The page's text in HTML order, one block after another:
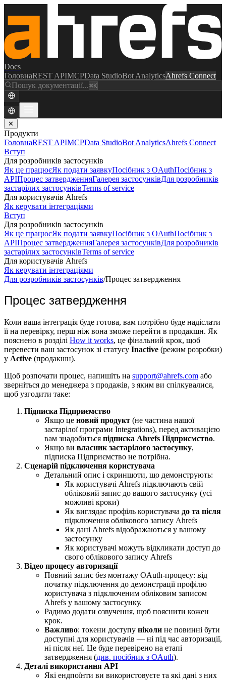
Docs
ГоловнаREST APIMCPData StudioBot AnalyticsAhrefs Connect
Пошук документації...⌘K
✕
Продукти
ГоловнаREST APIMCPData StudioBot AnalyticsAhrefs Connect
Вступ
Для розробників застосунків
Як це працюєЯк подати заявкуПосібник з OAuthПосібник з
APIПроцес затвердженняГалерея застосунківДля розробників
застарілих застосунківTerms of service
Для користувачів Ahrefs
Як керувати інтеграціями
Вступ
Для розробників застосунків
Як це працюєЯк подати заявкуПосібник з OAuthПосібник з
APIПроцес затвердженняГалерея застосунківДля розробників
застарілих застосунківTerms of service
Для користувачів Ahrefs
Як керувати інтеграціями
Для розробників застосунків/Процес затвердження
Процес затвердження
Коли ваша інтеграція буде готова, вам потрібно буде надіслати
її на перевірку, перш ніж вона зможе перейти в продакшн. Як
пояснено в розділі How it works, це фінальний крок, щоб
перевести ваш застосунок зі статусу Inactive (режим розробки)
у Active (продакшн).
Щоб розпочати процес, напишіть на support@ahrefs.com або
зверніться до менеджера з продажів, з яким ви спілкувалися,
щоб узгодити таке:
Підписка Підприємство
Якщо це новий продукт (не частина нашої
застарілої програми Integrations), перед активацією
вам знадобиться підписка Ahrefs Підприємство.
Якщо ви власник застарілого застосунку,
підписка Підприємство не потрібна.
Сценарій підключення користувача
Детальний опис і скриншоти, що демонструють:
Як користувачі Ahrefs підключають свій
обліковий запис до вашого застосунку (усі
можливі кроки)
Як виглядає профіль користувача до та після
підключення облікового запису Ahrefs
Як дані Ahrefs відображаються у вашому
застосунку
Як користувачі можуть відкликати доступ до
свого облікового запису Ahrefs
Відео процесу авторизації
Повний запис без монтажу OAuth‑процесу: від
початку підключення до демонстрації профілю
користувача з підключеним обліковим записом
Ahrefs у вашому застосунку.
Радимо додати озвучення, щоб пояснити кожен
крок.
Важливо: токени доступу ніколи не повинні бути
доступні для користувачів — ні під час авторизації,
ні після неї. Це буде перевірено на етапі
затвердження (див. посібник з OAuth).
Деталі використання API
Які ендпоїнти ви використовуєте та які дані з них